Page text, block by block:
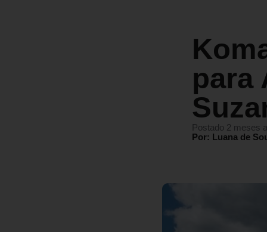
para
Postado 2 meses
Por: Luana de